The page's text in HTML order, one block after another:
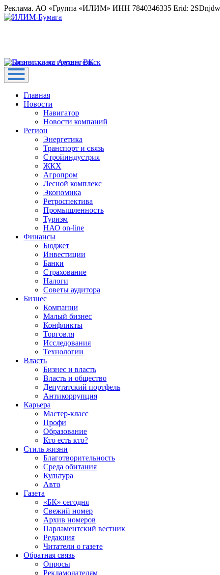
Реклама. АО «Группа «ИЛИМ» ИНН 7840346335 Erid:
Главная
Новости
Навигатор
Новости компаний
Регион
Энергетика
Транспорт и связь
Стройиндустрия
ЖКХ
Агропром
Лесной комплекс
Экономика
Ретроспектива
Промышленность
Туризм
НАО on-line
Финансы
Бюджет
Инвестиции
Банки
Страхование
Налоги
Советы аудитора
Бизнес
Компании
Малый бизнес
Конфликты
Торговля
Исследования
Технологии
Власть
Бизнес и власть
Власть и общество
Депутатский портфель
Антикоррупция
Карьера
Мастер-класс
Профи
Образование
Кто есть кто?
Стиль жизни
Благотворительность
Среда обитания
Культура
Авто
Газета
«БК» сегодня
Свежий номер
Архив номеров
Парламентский вестник
Редакция
Читатели о газете
Обратная связь
Опросы
Рекламодателям